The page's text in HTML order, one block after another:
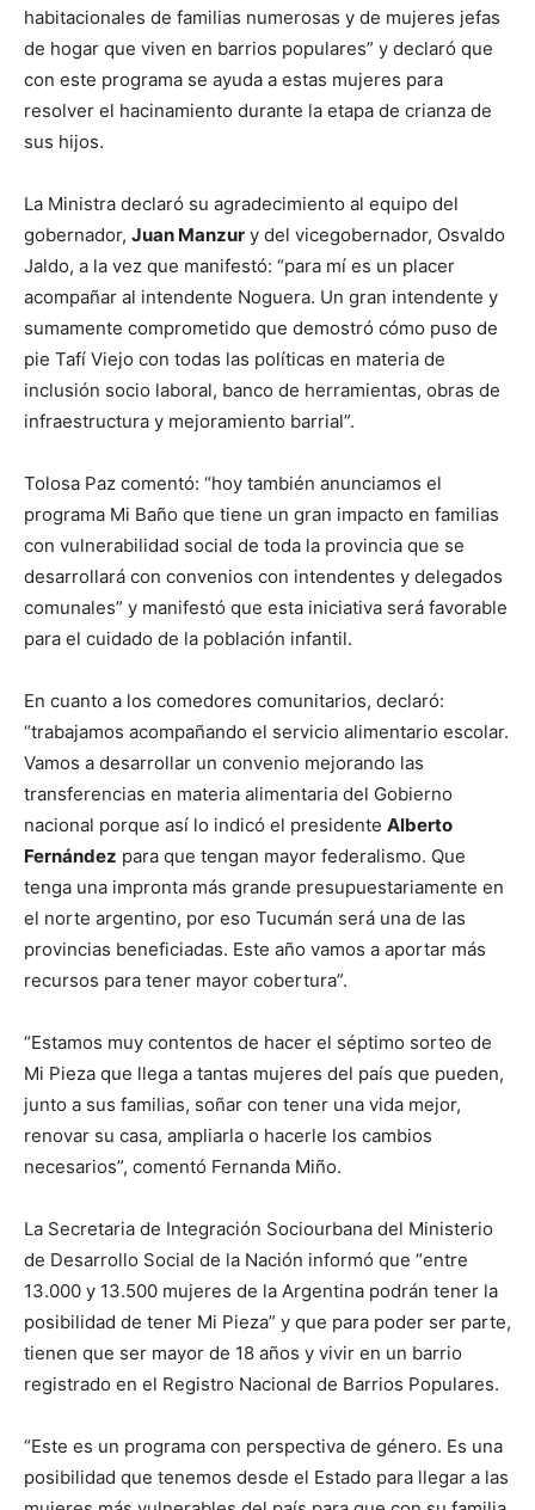
habitacionales de familias numerosas y de mujeres jefas
de hogar que viven en barrios populares” y declaró que
con este programa se ayuda a estas mujeres para
resolver el hacinamiento durante la etapa de crianza de
sus hijos.
La Ministra declaró su agradecimiento al equipo del
gobernador, Juan Manzur y del vicegobernador, Osvaldo
Jaldo, a la vez que manifestó: “para mí es un placer
acompañar al intendente Noguera. Un gran intendente y
sumamente comprometido que demostró cómo puso de
pie Tafí Viejo con todas las políticas en materia de
inclusión socio laboral, banco de herramientas, obras de
infraestructura y mejoramiento barrial”.
Tolosa Paz comentó: “hoy también anunciamos el
programa Mi Baño que tiene un gran impacto en familias
con vulnerabilidad social de toda la provincia que se
desarrollará con convenios con intendentes y delegados
comunales” y manifestó que esta iniciativa será favorable
para el cuidado de la población infantil.
En cuanto a los comedores comunitarios, declaró:
“trabajamos acompañando el servicio alimentario escolar.
Vamos a desarrollar un convenio mejorando las
transferencias en materia alimentaria del Gobierno
nacional porque así lo indicó el presidente Alberto
Fernández para que tengan mayor federalismo. Que
tenga una impronta más grande presupuestariamente en
el norte argentino, por eso Tucumán será una de las
provincias beneficiadas. Este año vamos a aportar más
recursos para tener mayor cobertura”.
“Estamos muy contentos de hacer el séptimo sorteo de
Mi Pieza que llega a tantas mujeres del país que pueden,
junto a sus familias, soñar con tener una vida mejor,
renovar su casa, ampliarla o hacerle los cambios
necesarios”, comentó Fernanda Miño.
La Secretaria de Integración Sociourbana del Ministerio
de Desarrollo Social de la Nación informó que “entre
13.000 y 13.500 mujeres de la Argentina podrán tener la
posibilidad de tener Mi Pieza” y que para poder ser parte,
tienen que ser mayor de 18 años y vivir en un barrio
registrado en el Registro Nacional de Barrios Populares.
“Este es un programa con perspectiva de género. Es una
posibilidad que tenemos desde el Estado para llegar a las